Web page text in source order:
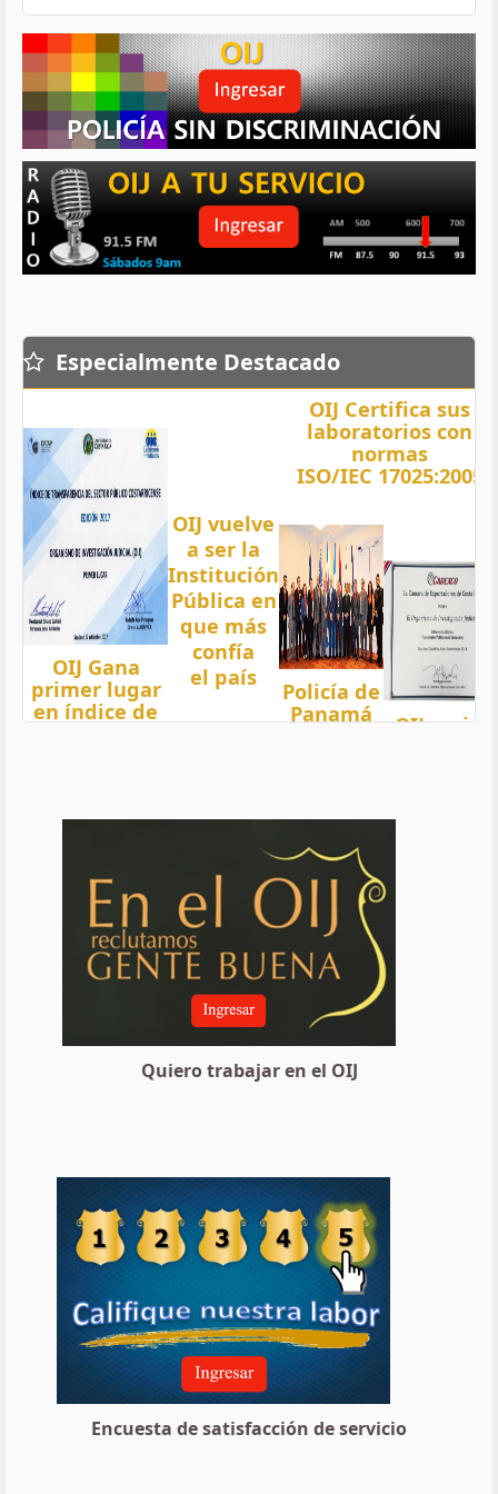
Especialmente Destacado
OIJ Gana
primer lugar
en índice de
OIJ vuelve
a ser la
Institución
Pública en
que más
confía
el país
OIJ Certifica sus
laboratorios con
normas
ISO/IEC 17025:2005
Policía de
Panamá
OIJ mejor
Quiero trabajar en el OIJ
Encuesta de satisfacción de servicio